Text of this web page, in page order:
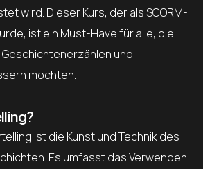
wird. Dieser Kurs, der als SCORM-
ist ein Must-Have für alle, die
Geschichtenerzählen und
möchten.
ist die Kunst und Technik des
Es umfasst das Verwenden